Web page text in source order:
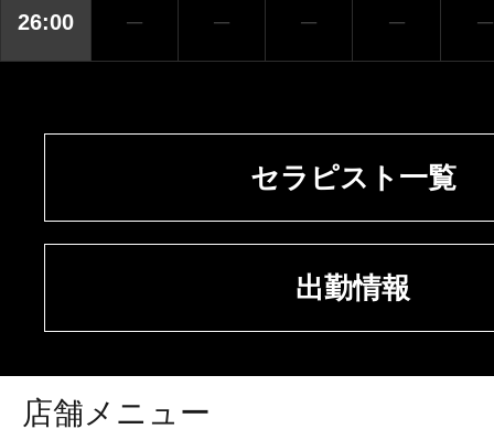
26:00 ─ ─ ─ ─ ─
セラピスト一覧
出勤情報
店舗メニュー